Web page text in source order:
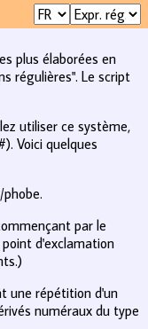
plus élaborées en
régulières". Le script
utiliser ce système,
Voici quelques
par le
d'exclamation
une répétition d'un
numéraux du type